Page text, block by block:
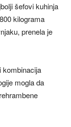
šefovi kuhinja
kilograma
prenela je
kombinacija
mogla da